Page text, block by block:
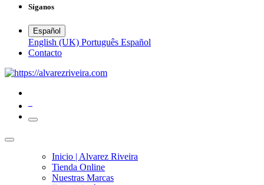
Síganos
Español
English (UK) Português Español
​Contacto
Inicio | Alvarez Riveira
Tienda Online
Nuestras Marcas